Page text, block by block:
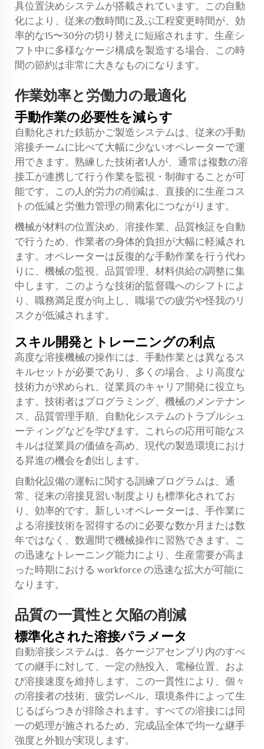
具位置決めシステムが搭載されています。この自動
化により、従来の数時間に及ぶ工程変更時間が、効
率的な15〜30分の切り替えに短縮されます。生産シ
フト中に多様なケージ構成を製造する場合、この時
間の節約は非常に大きなものになります。
作業効率と労働力の最適化
手動作業の必要性を減らす
自動化された鉄筋かご製造システムは、従来の手動
溶接チームに比べて大幅に少ないオペレーターで運
用できます。熟練した技術者1人が、通常は複数の溶
接工が連携して行う作業を監視・制御することが可
能です。この人的労力の削減は、直接的に生産コス
トの低減と労働力管理の簡素化につながります。
機械が材料の位置決め、溶接作業、品質検証を自動
で行うため、作業者の身体的負担が大幅に軽減され
ます。オペレーターは反復的な手動作業を行う代わ
りに、機械の監視、品質管理、材料供給の調整に集
中します。このような技術的監督職へのシフトによ
り、職務満足度が向上し、職場での疲労や怪我のリ
スクが低減されます。
スキル開発とトレーニングの利点
高度な溶接機械の操作には、手動作業とは異なるス
キルセットが必要であり、多くの場合、より高度な
技術力が求められ、従業員のキャリア開発に役立ち
ます。技術者はプログラミング、機械のメンテナン
ス、品質管理手順、自動化システムのトラブルシュ
ーティングなどを学びます。これらの応用可能なス
キルは従業員の価値を高め、現代の製造環境におけ
る昇進の機会を創出します。
自動化設備の運転に関する訓練プログラムは、通
常、従来の溶接見習い制度よりも標準化されてお
り、効率的です。新しいオペレーターは、手作業に
よる溶接技術を習得するのに必要な数か月または数
年ではなく、数週間で機械操作に習熟できます。こ
の迅速なトレーニング能力により、生産需要が高ま
った時期における workforce の迅速な拡大が可能に
なります。
品質の一貫性と欠陥の削減
標準化された溶接パラメータ
自動溶接システムは、各ケージアセンブリ内のすべ
ての継手に対して、一定の熱投入、電極位置、およ
び溶接速度を維持します。この一貫性により、個々
の溶接者の技術、疲労レベル、環境条件によって生
じるばらつきが排除されます。すべての溶接には同
一の処理が施されるため、完成品全体で均一な継手
強度と外観が実現します。